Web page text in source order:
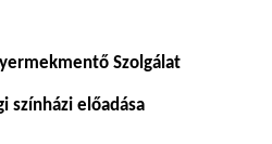
Szolgálat
színházi előadása